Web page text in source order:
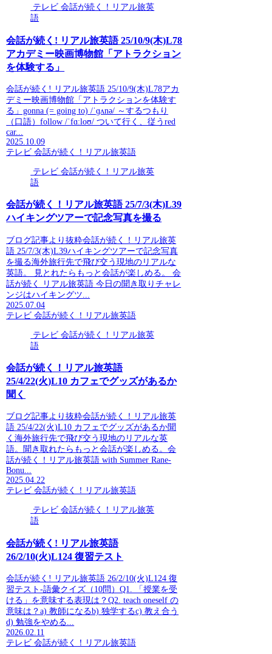
テレビ 会話が続く！リアル旅英
語
会話が続く! リアル旅英語 25/10/9(木)L78
アカデミー映画博物館「アトラクション
を体験する」
会話が続く! リアル旅英語 25/10/9(木)L78アカ
デミー映画博物館「アトラクションを体験す
る」gonna (= going to) /ˈɡʌnə/ ～するつもり
（口語）follow /ˈfɑːloʊ/ ついて行く、従うred
car...
2025.10.09
テレビ 会話が続く！リアル旅英語
テレビ 会話が続く！リアル旅英
語
会話が続く！リアル旅英語 25/7/3(木)L39
ハイキングツアーで記念写真を撮る
ブログ記事より抜粋会話が続く！リアル旅英
語 25/7/3(木)L39ハイキングツアーで記念写真
を撮る海外旅行先で飛び交う現地のリアルな
英語。 見とれたらもっと会話が楽しめる。 会
話が続く リアル旅英語 今日の聞き取りチャレ
ンジはハイキングツ...
2025.07.04
テレビ 会話が続く！リアル旅英語
テレビ 会話が続く！リアル旅英
語
会話が続く！リアル旅英語
25/4/22(火)L10 カフェでグッズがあるか
聞く
ブログ記事より抜粋会話が続く！リアル旅英
語 25/4/22(火)L10 カフェでグッズがあるか聞
く海外旅行先で飛び交う現地のリアルな英
語。聞き取れたらもっと会話が楽しめる。会
話が続く！リアル旅英語 with Summer Rane-
Bonu...
2025.04.22
テレビ 会話が続く！リアル旅英語
テレビ 会話が続く！リアル旅英
語
会話が続く! リアル旅英語
26/2/10(火)L124 復習テスト
会話が続く! リアル旅英語 26/2/10(火)L124 復
習テスト-語彙クイズ（10問）Q1. 「授業を受
ける」を意味する表現は？Q2. teach oneself の
意味は？a) 教師になるb) 独学するc) 教え合う
d) 勉強をやめる...
2026.02.11
テレビ 会話が続く！リアル旅英語